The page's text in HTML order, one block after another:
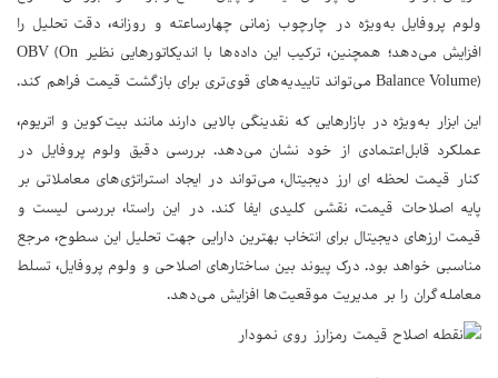
ولوم پروفایل به‌ویژه در چارچوب زمانی چهارساعته و روزانه، دقت تحلیل را
افزایش می‌دهد؛ همچنین، ترکیب این داده‌ها با اندیکاتورهایی نظیر OBV (On
Balance Volume) می‌تواند تاییدیه‌های قوی‌تری برای بازگشت قیمت فراهم کند.
این ابزار به‌ویژه در بازارهایی که نقدینگی بالایی دارند مانند بیت‌کوین و اتریوم،
عملکرد قابل‌اعتمادی از خود نشان می‌دهد. بررسی دقیق ولوم پروفایل در
کنار قیمت لحظه ای ارز دیجیتال، می‌تواند در ایجاد استراتژی‌های معاملاتی بر
پایه اصلاحات قیمت، نقشی کلیدی ایفا کند. در این راستا، بررسی لیست و
قیمت ارزهای دیجیتال برای انتخاب بهترین دارایی جهت تحلیل این سطوح، مرجع
مناسبی خواهد بود. درک پیوند بین ساختارهای اصلاحی و ولوم پروفایل، تسلط
معامله‌گران را بر مدیریت موقعیت‌ها افزایش می‌دهد.